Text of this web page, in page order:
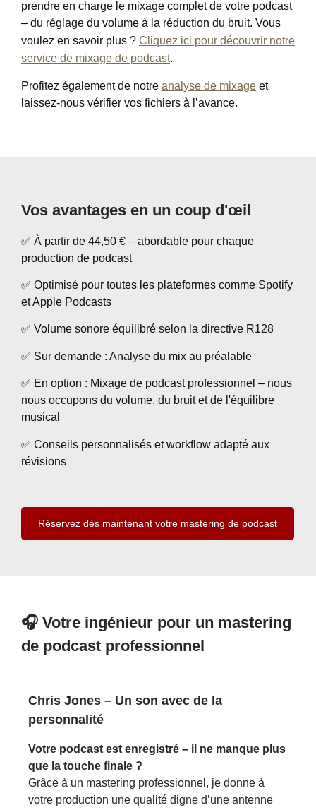
prendre en charge le mixage complet de votre podcast
– du réglage du volume à la réduction du bruit. Vous
voulez en savoir plus ? Cliquez ici pour découvrir notre
service de mixage de podcast.
Profitez également de notre analyse de mixage et
laissez-nous vérifier vos fichiers à l’avance.
Vos avantages en un coup d'œil
✅ À partir de 44,50 € – abordable pour chaque
production de podcast
✅ Optimisé pour toutes les plateformes comme Spotify
et Apple Podcasts
✅ Volume sonore équilibré selon la directive R128
✅ Sur demande : Analyse du mix au préalable
✅ En option : Mixage de podcast professionnel – nous
nous occupons du volume, du bruit et de l'équilibre
musical
✅ Conseils personnalisés et workflow adapté aux
révisions
Réservez dès maintenant votre mastering de podcast
🎧 Votre ingénieur pour un mastering
de podcast professionnel
Chris Jones – Un son avec de la
personnalité
Votre podcast est enregistré – il ne manque plus
que la touche finale ?
Grâce à un mastering professionnel, je donne à
votre production une qualité digne d’une antenne